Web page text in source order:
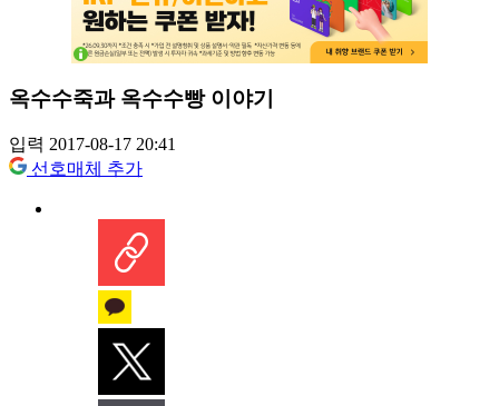
옥수수죽과 옥수수빵 이야기
입력 2017-08-17 20:41
선호매체 추가